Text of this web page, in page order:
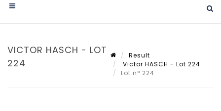
VICTOR HASCH - LOT
224
Result
Victor HASCH - Lot 224
Lot n° 224